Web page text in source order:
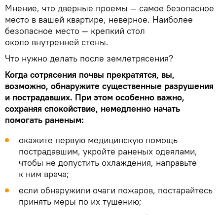
Мнение, что дверные проемы — самое безопасное
место в вашей квартире, неверное. Наиболее
безопасное место — крепкий стол
около внутренней стены.
Что нужно делать после землетрясения?
Когда сотрясения почвы прекратятся, вы,
возможно, обнаружите существенные разрушения
и пострадавших. При этом особенно важно,
сохраняя спокойствие, немедленно начать
помогать раненым:
окажите первую медицинскую помощь
пострадавшим, укройте раненых одеялами,
чтобы не допустить охлаждения, направьте
к ним врача;
если обнаружили очаги пожаров, постарайтесь
принять меры по их тушению;